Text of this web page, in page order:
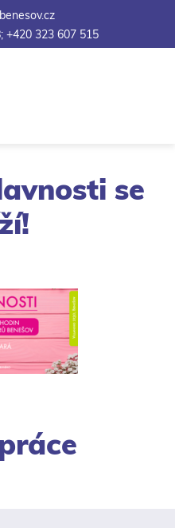
+420 323 607 515
se